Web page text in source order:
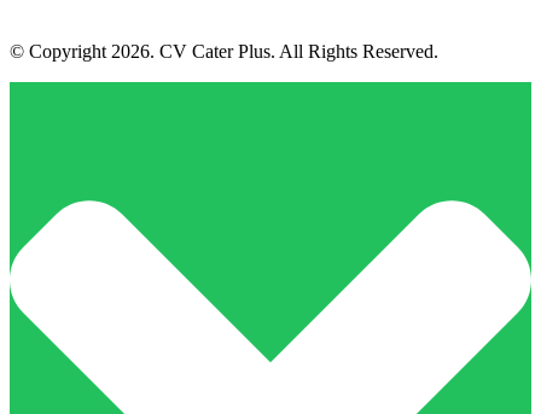
© Copyright 2026. CV Cater Plus. All Rights Reserved.